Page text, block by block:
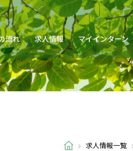
流れ 求人情報 マイインターン
求人情報一覧